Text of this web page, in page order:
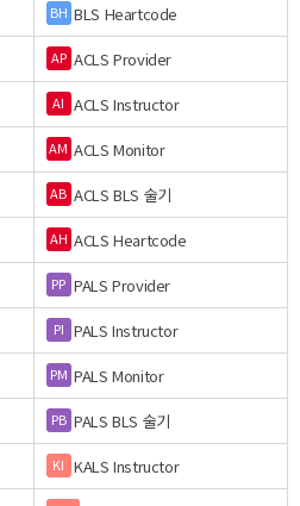
BH BLS Heartcode
AP ACLS Provider
AI ACLS Instructor
AM ACLS Monitor
AB ACLS BLS 술기
AH ACLS Heartcode
PP PALS Provider
PI PALS Instructor
PM PALS Monitor
PB PALS BLS 술기
KI KALS Instructor